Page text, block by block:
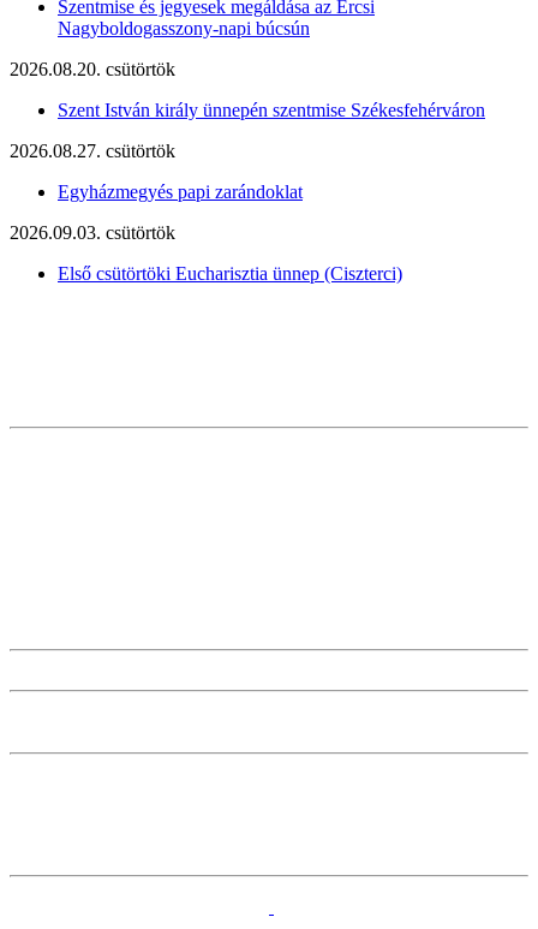
Szentmise és jegyesek megáldása az Ercsi
Nagyboldogasszony-napi búcsún
2026.08.20. csütörtök
Szent István király ünnepén szentmise Székesfehérváron
2026.08.27. csütörtök
Egyházmegyés papi zarándoklat
2026.09.03. csütörtök
Első csütörtöki Eucharisztia ünnep (Ciszterci)